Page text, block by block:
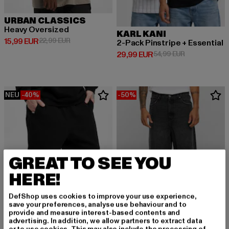
URBAN CLASSICS
Heavy Oversized
15,99 EUR
Derzeitiger Preis: 15,99 EUR
22,99 EURAktionspreis: 22,99 EUR
KARL KANI
2-Pack Pinstripe + Essential
29,99 EUR
Derzeitiger Preis: 29,99 EUR
54,99 EURAktionspreis:
NEU -40% -50%
GREAT TO SEE YOU
HERE!
DefShop uses cookies to improve your use experience,
save your preferences, analyse use behaviour and to
provide and measure interest-based contents and
advertising. In addition, we allow partners to extract data